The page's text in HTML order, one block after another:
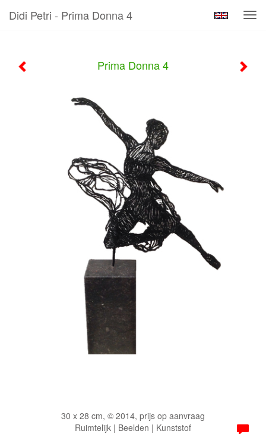
Didi Petri - Prima Donna 4
Prima Donna 4
30 x 28 cm, © 2014, prijs op aanvraag
Ruimtelijk | Beelden | Kunststof